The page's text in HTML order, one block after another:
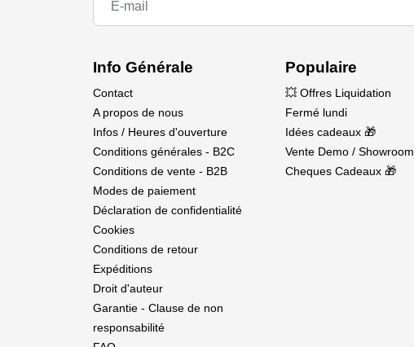
Info Générale
Contact
A propos de nous
Infos / Heures d'ouverture
Conditions générales - B2C
Conditions de vente - B2B
Modes de paiement
Déclaration de confidentialité
Cookies
Conditions de retour
Expéditions
Droit d'auteur
Garantie - Clause de non
responsabilité
Populaire
💥 Offres Liquidation
Fermé lundi
Idées cadeaux 🎁
Vente Demo / Showroom
Cheques Cadeaux 🎁